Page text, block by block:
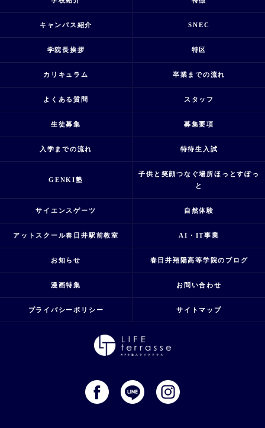
キャンパス紹介 SNEC
学院長挨拶 特区
カリキュラム 卒業までの流れ
よくある質問 スタッフ
生徒募集 募集要項
入学までの流れ 特待生入試
GENKI塾
子供と笑顔つなぐ場所ほっとすぽっ
と
サイエンスゲーツ 自然体験
アットスクール春日井駅前教室 AI・IT事業
お知らせ 春日井翔陽高等学院のブログ
漫画特集 お問い合わせ
プライバシーポリシー サイトマップ